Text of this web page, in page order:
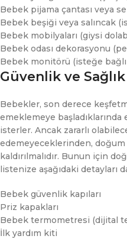
Bebek pijama çantası veya
Bebek beşiği veya salıncak
Bebek mobilyaları (giysi
Bebek odası dekorasyonu
Bebek monitörü (isteğe
Güvenlik ve Sağlık
Bebekler, son derece
emeklemeye
isterler. Ancak zararlı
edemeyeceklerinden,
kaldırılmalıdır. Bunun için
listenize aşağıdaki detayları
Bebek güvenlik kapıları
Priz kapakları
Bebek termometresi (dijital
İlk yardım kiti